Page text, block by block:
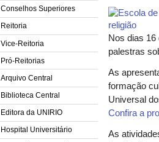
Conselhos Superiores
Reitoria
Vice-Reitoria
Pró-Reitorias
Arquivo Central
Biblioteca Central
Editora da UNIRIO
Hospital Universitário
Nos dias
palestras
As
formação
Universal
Confira a
As